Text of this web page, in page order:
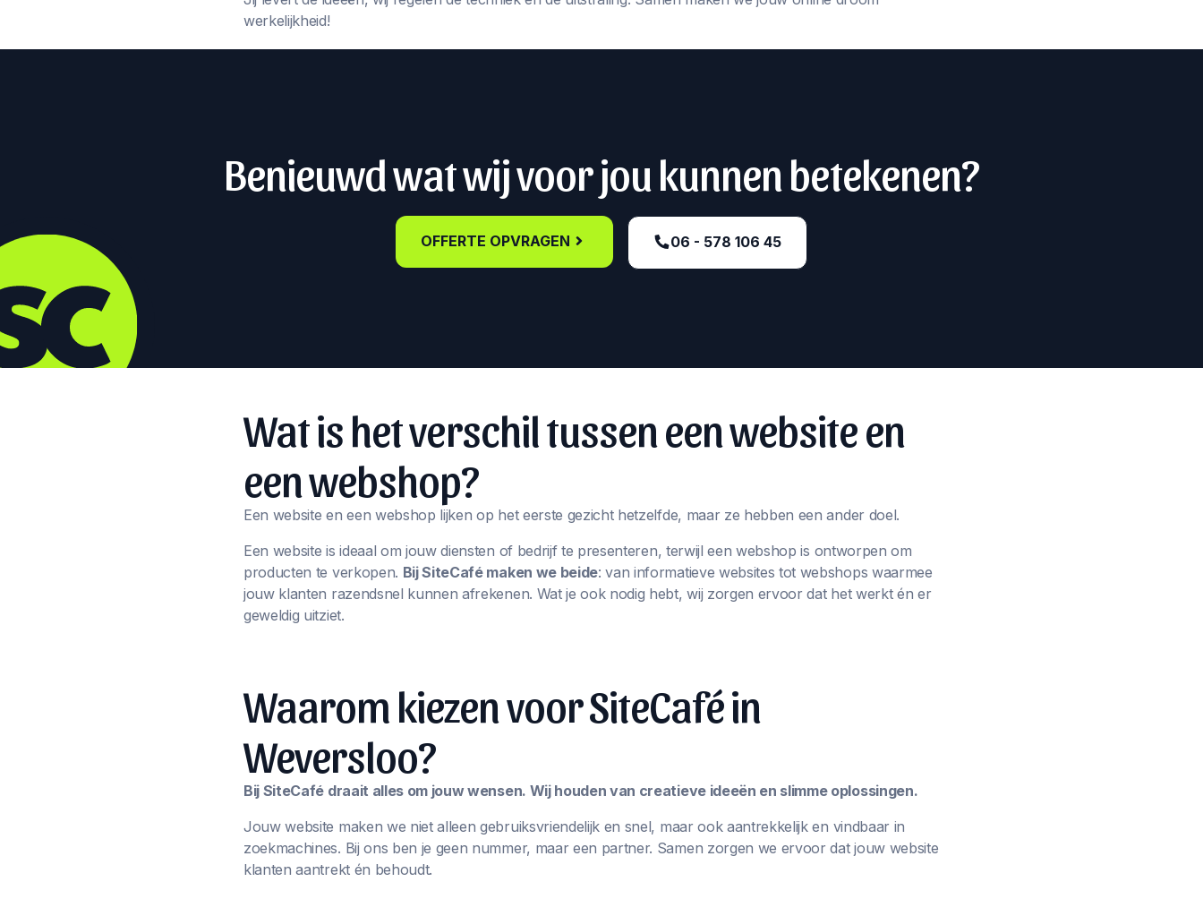
werkelijkheid!
Benieuwd wat wij voor jou kunnen betekenen?
OFFERTE OPVRAGEN 06 - 578 106 45‬
Wat is het verschil tussen een website en
een webshop?
Een website en een webshop lijken op het eerste gezicht hetzelfde, maar ze hebben een ander doel.
Een website is ideaal om jouw diensten of bedrijf te presenteren, terwijl een webshop is ontworpen om
producten te verkopen. Bij SiteCafé maken we beide: van informatieve websites tot webshops waarmee
jouw klanten razendsnel kunnen afrekenen. Wat je ook nodig hebt, wij zorgen ervoor dat het werkt én er
geweldig uitziet.
Waarom kiezen voor SiteCafé in
Weversloo?
Bij SiteCafé draait alles om jouw wensen. Wij houden van creatieve ideeën en slimme oplossingen.
Jouw website maken we niet alleen gebruiksvriendelijk en snel, maar ook aantrekkelijk en vindbaar in
zoekmachines. Bij ons ben je geen nummer, maar een partner. Samen zorgen we ervoor dat jouw website
klanten aantrekt én behoudt.